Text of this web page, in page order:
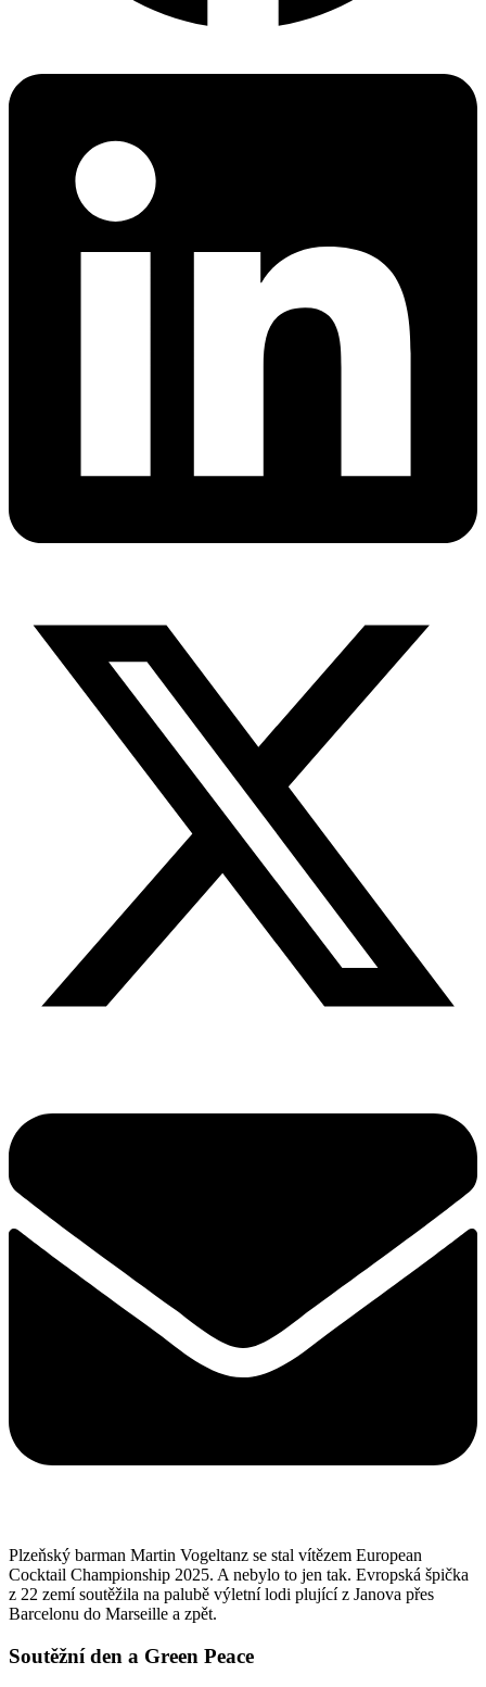
Plzeňský barman Martin Vogeltanz se stal vítězem European
Cocktail Championship 2025. A nebylo to jen tak. Evropská špička
z 22 zemí soutěžila na palubě výletní lodi plující z Janova přes
Barcelonu do Marseille a zpět.
Soutěžní den a Green Peace